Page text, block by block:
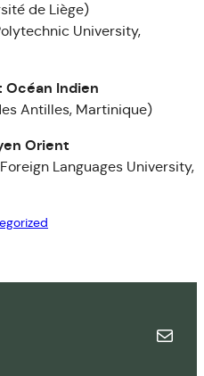
de Liège)
University,
Océan Indien
Antilles, Martinique)
Orient
Languages University,
Mail